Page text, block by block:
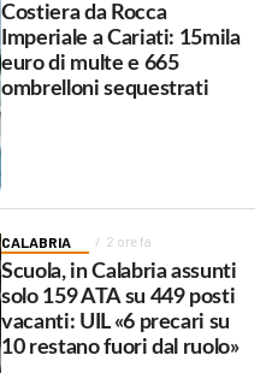
Costiera da Rocca
Imperiale a Cariati: 15mila
euro di multe e 665
ombrelloni sequestrati
CALABRIA 2 ore fa
Scuola, in Calabria assunti
solo 159 ATA su 449 posti
vacanti: UIL «6 precari su
10 restano fuori dal ruolo»